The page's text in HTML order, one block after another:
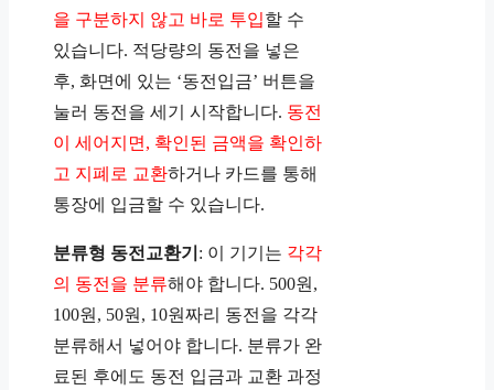
을 구분하지 않고 바로 투입할 수
있습니다. 적당량의 동전을 넣은
후, 화면에 있는 ‘동전입금’ 버튼을
눌러 동전을 세기 시작합니다. 동전
이 세어지면, 확인된 금액을 확인하
고 지폐로 교환하거나 카드를 통해
통장에 입금할 수 있습니다.
분류형 동전교환기 : 이 기기는 각각
의 동전을 분류해야 합니다. 500원,
100원, 50원, 10원짜리 동전을 각각
분류해서 넣어야 합니다. 분류가 완
료된 후에도 동전 입금과 교환 과정